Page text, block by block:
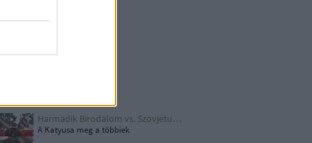
Harmadik Birodalom vs. Szovjetunió
A Katyusa meg a többiek